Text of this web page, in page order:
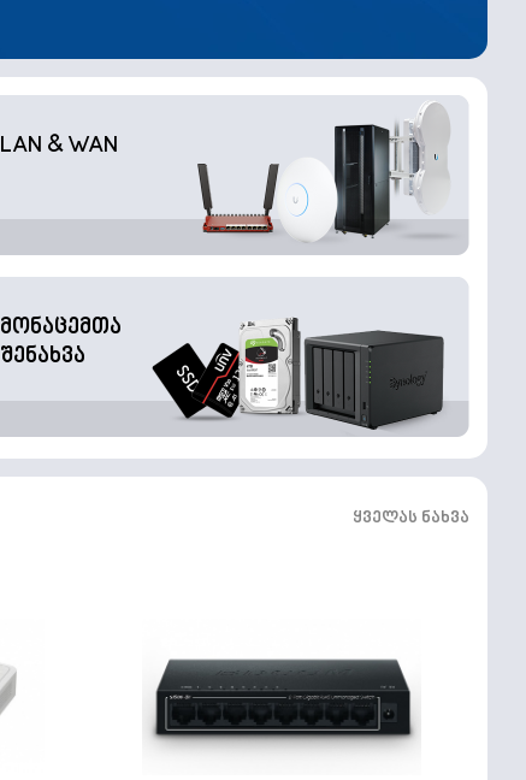
LAN & WAN
მონაცემთა
შენახვა
ყველას ნახვა